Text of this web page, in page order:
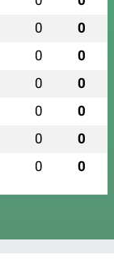
0 0
0 0
0 0
0 0
0 0
0 0